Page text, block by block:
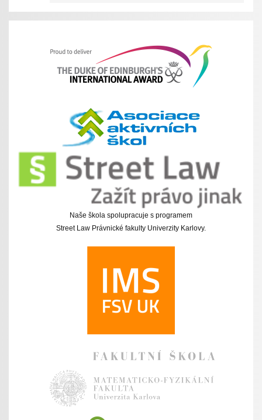
Naše škola spolupracuje s programem
Street Law Právnické fakulty Univerzity Karlovy.